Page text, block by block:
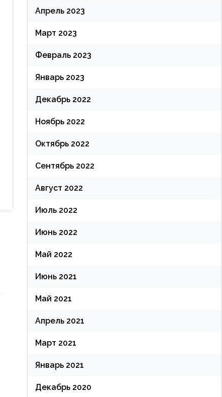
Апрель 2023
Март 2023
Февраль 2023
Январь 2023
Декабрь 2022
Ноябрь 2022
Октябрь 2022
Сентябрь 2022
Август 2022
Июль 2022
Июнь 2022
Май 2022
Июнь 2021
Май 2021
Апрель 2021
Март 2021
Январь 2021
Декабрь 2020